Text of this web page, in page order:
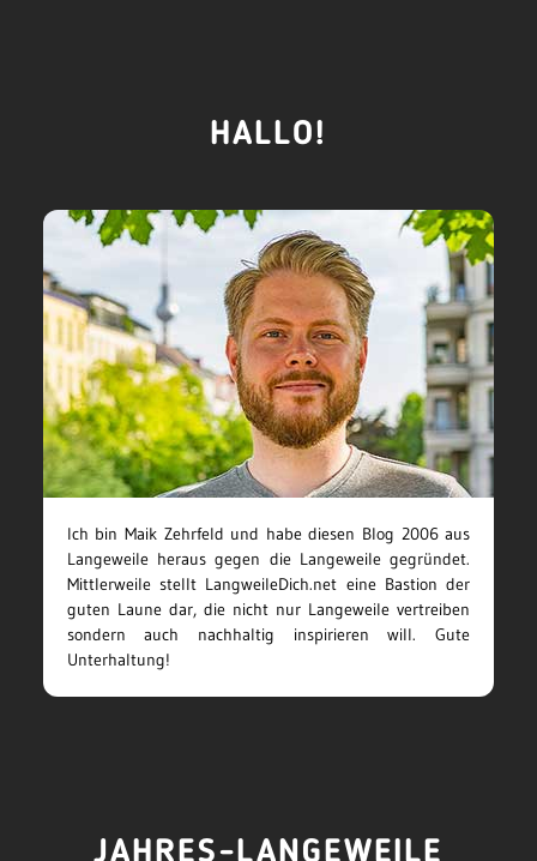
HALLO!
Ich bin Maik Zehrfeld und habe diesen Blog 2006 aus
Langeweile heraus gegen die Langeweile gegründet.
Mittlerweile stellt LangweileDich.net eine Bastion der
guten Laune dar, die nicht nur Langeweile vertreiben
sondern auch nachhaltig inspirieren will. Gute
Unterhaltung!
JAHRES-LANGEWEILE